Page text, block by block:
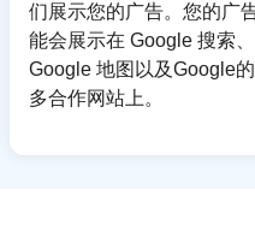
们展示您的广告。您的广
能会展示在 Google 搜索、
Google 地图以及Google
多合作网站上。